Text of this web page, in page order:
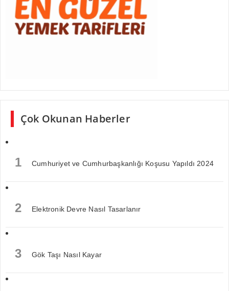
Çok Okunan Haberler
1 Cumhuriyet ve Cumhurbaşkanlığı Koşusu Yapıldı 2024
2 Elektronik Devre Nasıl Tasarlanır
3 Gök Taşı Nasıl Kayar